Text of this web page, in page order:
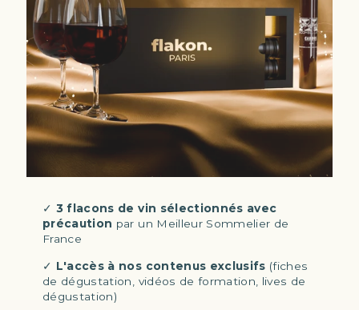
✓ 3 flacons de vin sélectionnés avec
précaution par un Meilleur Sommelier de
France
✓ L'accès à nos contenus exclusifs (fiches
de dégustation, vidéos de formation, lives de
dégustation)